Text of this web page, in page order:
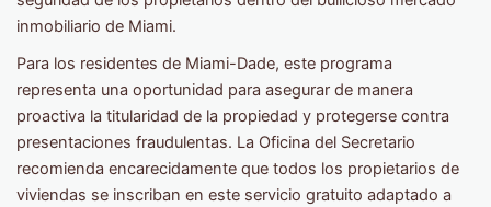
inmobiliario de Miami.
Para los residentes de Miami-Dade, este programa
representa una oportunidad para asegurar de manera
proactiva la titularidad de la propiedad y protegerse contra
presentaciones fraudulentas. La Oficina del Secretario
recomienda encarecidamente que todos los propietarios de
viviendas se inscriban en este servicio gratuito adaptado a